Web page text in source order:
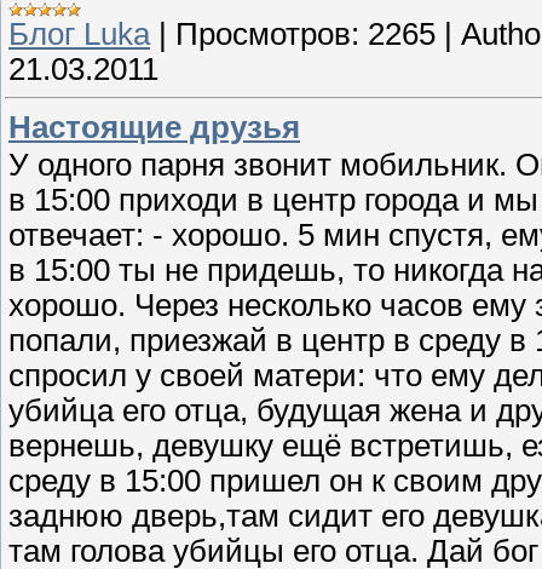
Блог Luka| Просмотров: 2265
21.03.2011
Настоящие друзья
У одного парня звонит мобильник.
в 15:00 приходи в центр города и
отвечает: - хорошо. 5 мин спустя,
в 15:00 ты не придешь, то никогда
хорошо. Через несколько часов ему
попали, приезжай в центр в среду
спросил у своей матери: что ему
убийца его отца, будущая жена и
вернешь, девушку ещё встретишь,
среду в 15:00 пришел он к своим
заднюю дверь,там сидит его
там голова убийцы его отца. Дай